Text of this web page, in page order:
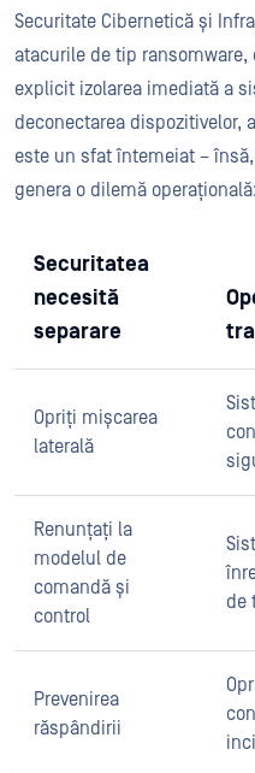
Securitate Cibernetică și
atacurile de tip
explicit izolarea imediată a
deconectarea dispozitivelor,
este un sfat întemeiat –
genera o dilemă operațională:
Securitatea
necesită
separare
Opriți mișcarea
laterală
Renunțați la
modelul de
comandă și
control
de
Prevenirea
răspândirii